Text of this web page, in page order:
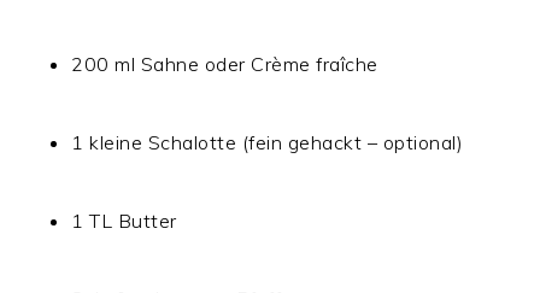
200 ml Sahne oder Crème fraîche
1 kleine Schalotte (fein gehackt – optional)
1 TL Butter